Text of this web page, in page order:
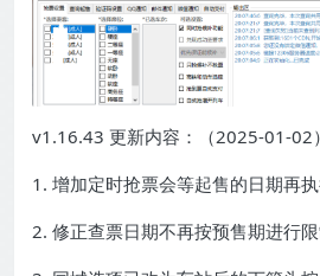
v1.16.43 更新内容：（2025-01-02）
1. 增加定时抢票会等起售的日期再
2. 修正查票日期不再按预售期进行